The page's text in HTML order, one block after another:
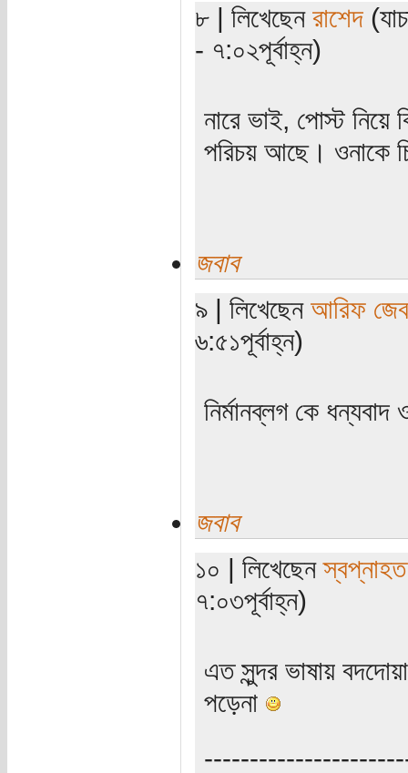
৮ | লিখেছেন রাশেদ
- ৭:০২পূর্বাহ্ন)
নারে ভাই, পোস্ট নিয়ে
পরিচয় আছে। ওনাকে
জবাব
৯ | লিখেছেন আরিফ
৬:৫১পূর্বাহ্ন)
নির্মানব্লগ কে
জবাব
১০ | লিখেছেনস্বপ্নাহত
৭:০৩পূর্বাহ্ন)
এত সুন্দর ভাষায়
পড়েনা